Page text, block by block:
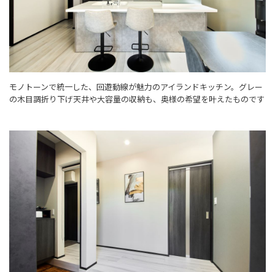
モノトーンで統一した、回遊動線が魅力のアイランドキッチン。グレー
の木目調折り下げ天井や大容量の収納も、奥様の希望を叶えたものです